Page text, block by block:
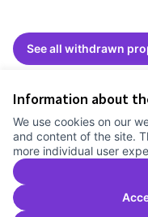
Information about
We use cookies on our
and content of the site.
more individual user
See all withdrawn
Cookie settings
Comunitat Canòdrom at
(External link)
Comunitat Canòdrom at
(External link)
Comunitat Canòdrom at
(External link)
English
Triar la llenguaElegir el